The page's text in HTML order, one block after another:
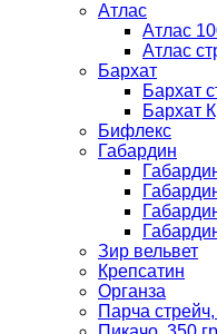
Атлас
Атлас
Атлас
Бархат
Бархат
Бархат
Бифлекс
Габардин
Зир вельвет
Крепсатин
Органза
Парча